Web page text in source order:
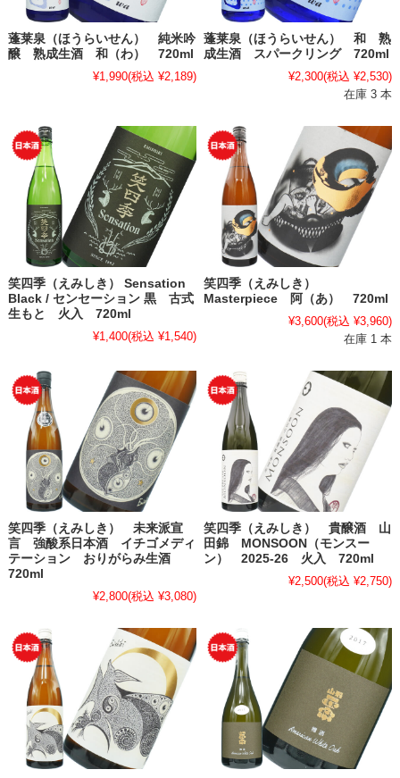
蓬莱泉（ほうらいせん） 純米吟
醸 熟成生酒 和（わ） 720ml
¥1,990(税込 ¥2,189)
蓬莱泉（ほうらいせん） 和 熟
成生酒 スパークリング 720ml
¥2,300(税込 ¥2,530)
在庫 3 本
笑四季（えみしき） Sensation
Black / センセーション 黒 古式
生もと 火入 720ml
¥1,400(税込 ¥1,540)
笑四季（えみしき）
Masterpiece 阿（あ） 720ml
¥3,600(税込 ¥3,960)
在庫 1 本
笑四季（えみしき） 未来派宣
言 強酸系日本酒 イチゴメディ
テーション おりがらみ生酒
720ml
¥2,800(税込 ¥3,080)
笑四季（えみしき） 貴醸酒 山
田錦 MONSOON（モンスー
ン） 2025-26 火入 720ml
¥2,500(税込 ¥2,750)